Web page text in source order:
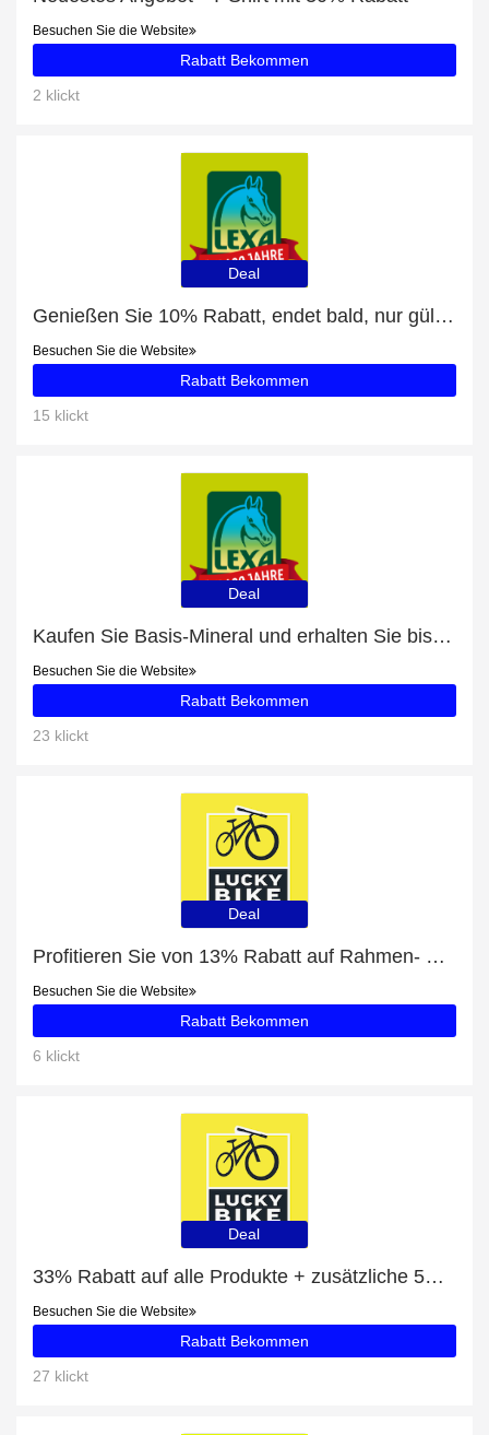
Besuchen Sie die Website
Rabatt Bekommen
2 klickt
Deal
Genießen Sie 10% Rabatt, endet bald, nur gültig für Kräuter-Mineral
Besuchen Sie die Website
Rabatt Bekommen
15 klickt
Deal
Kaufen Sie Basis-Mineral und erhalten Sie bis zu 34% Rabatt
Besuchen Sie die Website
Rabatt Bekommen
23 klickt
Deal
Profitieren Sie von 13% Rabatt auf Rahmen- & Kettenschutz plus 13% Rabatt
Besuchen Sie die Website
Rabatt Bekommen
6 klickt
Deal
33% Rabatt auf alle Produkte + zusätzliche 5% für Hundetransport
Besuchen Sie die Website
Rabatt Bekommen
27 klickt